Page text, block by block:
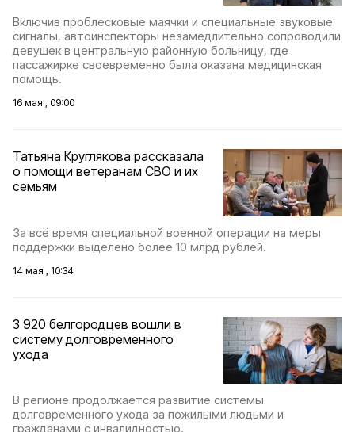
Включив проблесковые маячки и специальные звуковые
сигналы, автоинспекторы незамедлительно сопроводили
девушек в центральную районную больницу, где
пассажирке своевременно была оказана медицинская
помощь.
16 мая , 09:00
Татьяна Круглякова рассказала
о помощи ветеранам СВО и их
семьям
За всё время специальной военной операции на меры
поддержки выделено более 10 млрд рублей.
14 мая , 10:34
3 920 белгородцев вошли в
систему долговременного
ухода
В регионе продолжается развитие системы
долговременного ухода за пожилыми людьми и
гражданами с инвалидностью.